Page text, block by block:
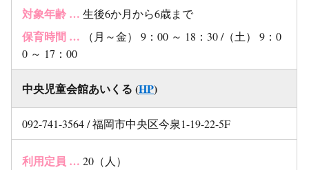
対象年齢 … 生後6か月から6歳まで
保育時間 … （月～金） 9：00 ～ 18：30 /（土） 9：0
0 ～ 17：00
中央児童会館あいくる (HP)
092-741-3564 / 福岡市中央区今泉1-19-22-5F
利用定員 … 20（人）